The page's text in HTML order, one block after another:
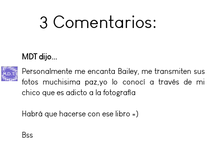
3 Comentarios:
MDTdijo...
Personalmente me encanta Bailey, me transmiten sus
fotos muchisima paz,yo lo conocí a través de mi
chico que es adicto a la fotografía
Habrá que hacerse con ese libro =)
Bss